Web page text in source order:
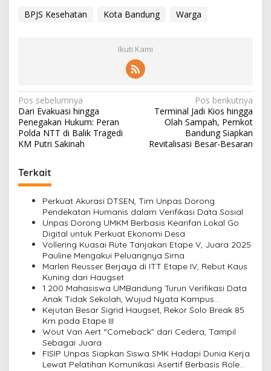
BPJS Kesehatan Kota Bandung Warga
Ikuti Kami
N
a
v
g
a
Pos sebelumnya
Dari Evakuasi hingga
Penegakan Hukum: Peran
Polda NTT di Balik Tragedi
KM Putri Sakinah
Pos berikutnya
Terminal Jadi Kios hingga
Olah Sampah, Pemkot
Bandung Siapkan
Revitalisasi Besar-Besaran
Terkait
Perkuat Akurasi DTSEN, Tim Unpas Dorong
Pendekatan Humanis dalam Verifikasi Data Sosial
Unpas Dorong UMKM Berbasis Kearifan Lokal Go
Digital untuk Perkuat Ekonomi Desa
Vollering Kuasai Rute Tanjakan Etape V, Juara 2025
Pauline Mengakui Peluangnya Sirna
Marlen Reusser Berjaya di ITT Etape IV, Rebut Kaus
Kuning dari Haugset
1.200 Mahasiswa UMBandung Turun Verifikasi Data
Anak Tidak Sekolah, Wujud Nyata Kampus
Membantu Jawa Barat Menyelamatkan Generasi
Kejutan Besar Sigrid Haugset, Rekor Solo Break 85
Km pada Etape III
Wout Van Aert “Comeback” dari Cedera, Tampil
Sebagai Juara
FISIP Unpas Siapkan Siswa SMK Hadapi Dunia Kerja
Lewat Pelatihan Komunikasi Asertif Berbasis Role